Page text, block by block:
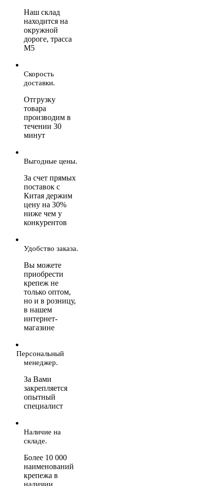
Наш склад
находится на
окружной
дороге, трасса
М5
Скорость
доставки.
Отгрузку
товара
производим в
течении 30
минут
Выгодные цены.
За счет прямых
поставок с
Китая держим
цену на 30%
ниже чем у
конкурентов
Удобство заказа.
Вы можете
приобрести
крепеж не
только оптом,
но и в розницу,
в нашем
интернет-
магазине
Персональный
менеджер.
За Вами
закрепляется
опытный
специалист
Наличие на
складе.
Более 10 000
наименований
крепежа в
наличии